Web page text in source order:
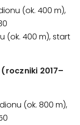
(ok. 400 m),
(ok. 400 m), start
2017–
(ok. 800 m),